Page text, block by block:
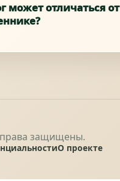
может отличаться от
права защищены.
О проекте